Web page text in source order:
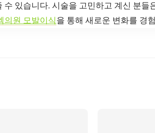
수 있습니다. 시술을 고민하고 계신 분들
의원 모발이식을 통해 새로운 변화를 경